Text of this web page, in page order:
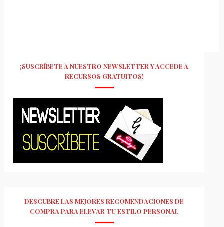
¡SUSCRÍBETE A NUESTRO NEWSLETTER Y ACCEDE A
RECURSOS GRATUITOS!
DESCUBRE LAS MEJORES RECOMENDACIONES DE
COMPRA PARA ELEVAR TU ESTILO PERSONAL